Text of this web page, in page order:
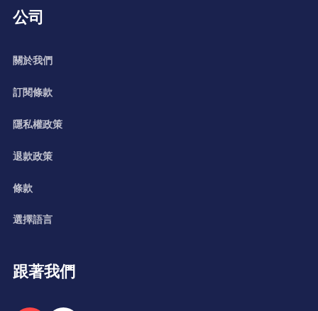
公司
關於我們
訂閱條款
隱私權政策
退款政策
條款
選擇語言
跟著我們